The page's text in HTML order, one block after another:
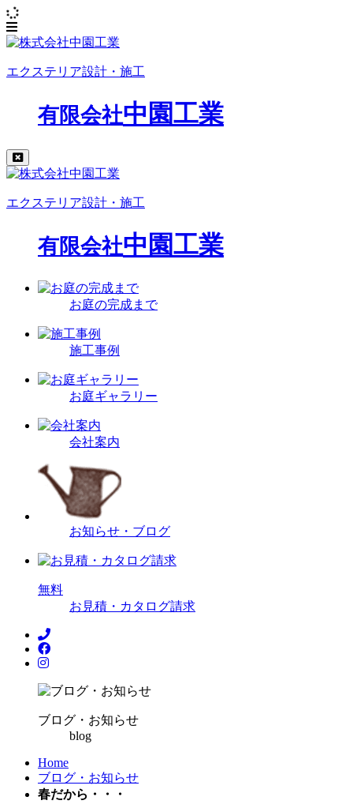
エクステリア設計・施工
有限会社中園工業
エクステリア設計・施工
有限会社中園工業
お庭の完成まで
施工事例
お庭ギャラリー
会社案内
お知らせ・ブログ
無料
お見積・カタログ請求
ブログ・お知らせ
blog
Home
ブログ・お知らせ
春だから・・・